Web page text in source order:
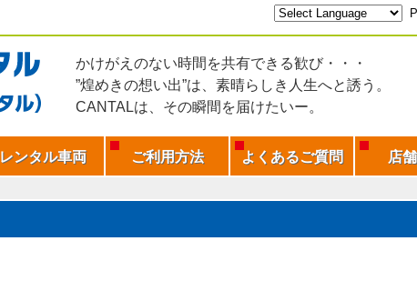
かけがえのない時間を共有できる歓び・・・
”煌めきの想い出”は、素晴らしき人生へと誘う。
CANTALは、その瞬間を届けたいー。
レンタル車両 ご利用方法 よくあるご質問 店